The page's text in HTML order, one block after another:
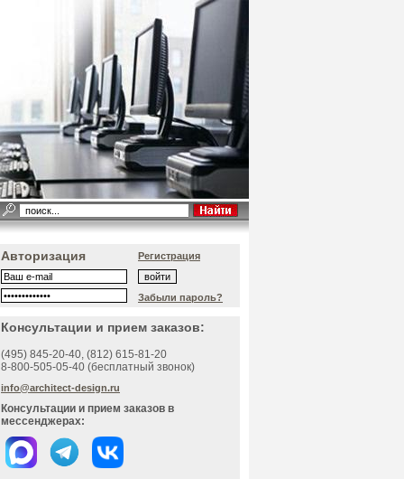
Авторизация Регистрация
Забыли пароль?
Консультации и прием заказов:
(495) 845-20-40, (812) 615-81-20
8-800-505-05-40 (бесплатный звонок)
info@architect-design.ru
Консультации и прием заказов в
мессенджерах: